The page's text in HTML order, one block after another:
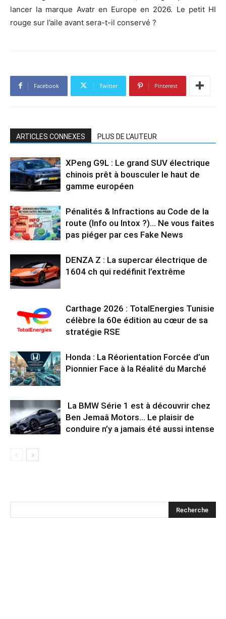
lancer la marque Avatr en Europe en 2026. Le petit HI
rouge sur l’aile avant sera-t-il conservé ?
Facebook Twitter Pinterest
ARTICLES CONNEXES PLUS DE L'AUTEUR
XPeng G9L : Le grand SUV électrique
chinois prêt à bousculer le haut de
gamme européen
Pénalités & Infractions au Code de la
route (Info ou Intox ?)… Ne vous faites
pas piéger par ces Fake News
DENZA Z : La supercar électrique de
1604 ch qui redéfinit l’extrême
Carthage 2026 : TotalEnergies Tunisie
célèbre la 60e édition au cœur de sa
stratégie RSE
Honda : La Réorientation Forcée d’un
Pionnier Face à la Réalité du Marché
La BMW Série 1 est à découvrir chez
Ben Jemaâ Motors… Le plaisir de
conduire n’y a jamais été aussi intense